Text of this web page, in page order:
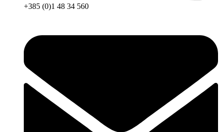
+385 (0)1 48 34 560